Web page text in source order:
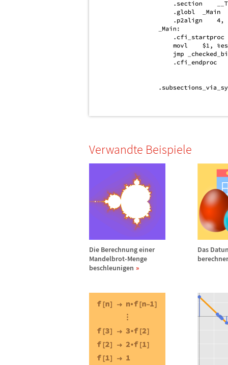
Verwandte Beispiele
Die Berechnung einer
Mandelbrot-Menge
beschleunigen
Das